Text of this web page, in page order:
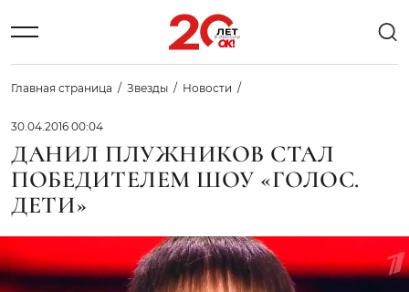
Главная страница Звезды Новости
30.04.2016 00:04
ДАНИЛ ПЛУЖНИКОВ СТАЛ
ПОБЕДИТЕЛЕМ ШОУ «ГОЛОС.
ДЕТИ»